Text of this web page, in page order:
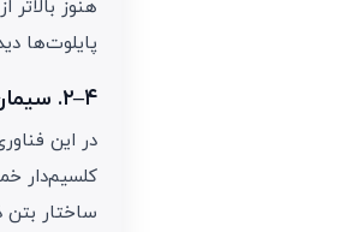
هنوز
پایلوت‌ها
۴–۲. سیمان عمل‌آوری‌شده با کربن؛ بتن که CO2 «می‌خورد»
ساختار